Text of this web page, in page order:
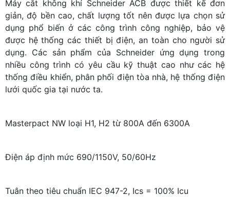
Máy cắt không khí Schneider ACB được thiết kế đơn
giản, độ bền cao, chất lượng tốt nên được lựa chọn sử
dụng phổ biến ở các công trình công nghiệp, bảo vệ
được hệ thống các thiết bị điện, an toàn cho người sử
dụng. Các sản phẩm của Schneider ứng dụng trong
nhiều công trình có yêu cầu kỹ thuật cao như các hệ
thống điều khiển, phân phối điện tòa nhà, hệ thống điện
lưới quốc gia tại nước ta.
Masterpact NW loại H1, H2 từ 800A đến 6300A
Điện áp định mức 690/1150V, 50/60Hz
Tuân theo tiêu chuẩn IEC 947-2, Ics = 100% Icu